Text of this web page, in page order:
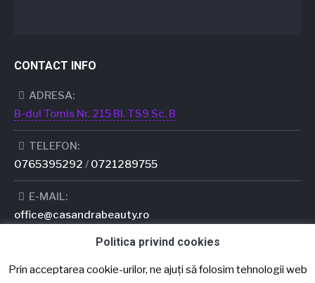
CONTACT INFO
ADRESA:
B-dul Tomis Nr. 215 Bl. TS9 Sc. B
TELEFON:
0765395292 / 0721289755
E-MAIL:
office@casandrabeauty.ro
LUNI - SÂMBĂTĂ: 08:00 - 19:00
Politica privind cookies
Prin acceptarea cookie-urilor, ne ajuți să folosim tehnologii web